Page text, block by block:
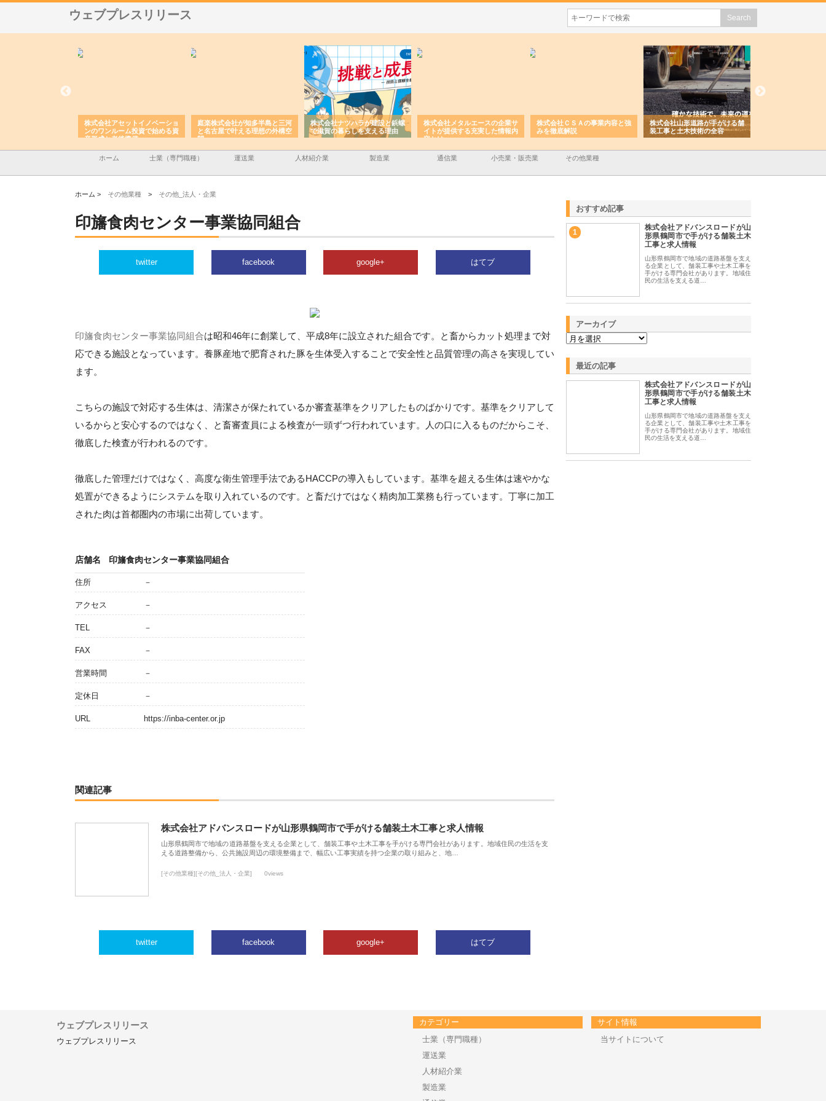
ウェブプレスリリース
株式会社アセットイノベーショ
ンのワンルーム投資で始める資
産形成と老後準備
庭楽株式会社が知多半島と三河
と名古屋で叶える理想の外構空
間
株式会社ナツハラが建設と鋲螺
で滋賀の暮らしを支える理由
株式会社メタルエースの企業サ
イトが提供する充実した情報内
容とは
株式会社ＣＳＡの事業内容と強
みを徹底解説
株式会社山形道路が手がける舗
装工事と土木技術の全容
ホーム 士業（専門職種） 運送業 人材紹介業 製造業 通信業 小売業・販売業 その他業種
ホーム > その他業種 > その他_法人・企業
印旛食肉センター事業協同組合
twitter facebook google+ はてブ
印旛食肉センター事業協同組合は昭和46年に創業して、平成8年に設立された組合です。と畜からカット処理まで対
応できる施設となっています。養豚産地で肥育された豚を生体受入することで安全性と品質管理の高さを実現してい
ます。
こちらの施設で対応する生体は、清潔さが保たれているか審査基準をクリアしたものばかりです。基準をクリアして
いるからと安心するのではなく、と畜審査員による検査が一頭ずつ行われています。人の口に入るものだからこそ、
徹底した検査が行われるのです。
徹底した管理だけではなく、高度な衛生管理手法であるHACCPの導入もしています。基準を超える生体は速やかな
処置ができるようにシステムを取り入れているのです。と畜だけではなく精肉加工業務も行っています。丁寧に加工
された肉は首都圏内の市場に出荷しています。
店舗名 印旛食肉センター事業協同組合
住所 －
アクセス －
TEL －
FAX －
営業時間 －
定休日 －
URL https://inba-center.or.jp
関連記事
株式会社アドバンスロードが山形県鶴岡市で手がける舗装土木工事と求人情報
山形県鶴岡市で地域の道路基盤を支える企業として、舗装工事や土木工事を手がける専門会社があります。地域住民の生活を支
える道路整備から、公共施設周辺の環境整備まで、幅広い工事実績を持つ企業の取り組みと、地…
[その他業種][その他_法人・企業] 0views
twitter facebook google+ はてブ
おすすめ記事
1
株式会社アドバンスロードが山
形県鶴岡市で手がける舗装土木
工事と求人情報
山形県鶴岡市で地域の道路基盤を支え
る企業として、舗装工事や土木工事を
手がける専門会社があります。地域住
民の生活を支える道…
アーカイブ
最近の記事
株式会社アドバンスロードが山
形県鶴岡市で手がける舗装土木
工事と求人情報
山形県鶴岡市で地域の道路基盤を支え
る企業として、舗装工事や土木工事を
手がける専門会社があります。地域住
民の生活を支える道…
ウェブプレスリリース
ウェブプレスリリース
カテゴリー
士業（専門職種）
運送業
人材紹介業
製造業
サイト情報
当サイトについて